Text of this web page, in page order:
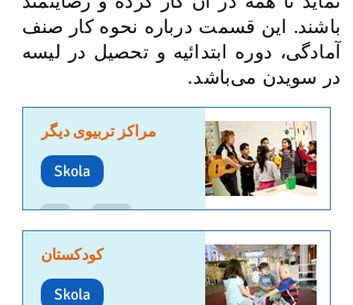
باشند. این قسمت درباره نحوه کار صنف
آمادگی، دوره ابتدائیه و تحصیل در لیسه
در سویدن می‌باشد.
مراکز تربیوی دیگر
Skola
کودکستان
Skola